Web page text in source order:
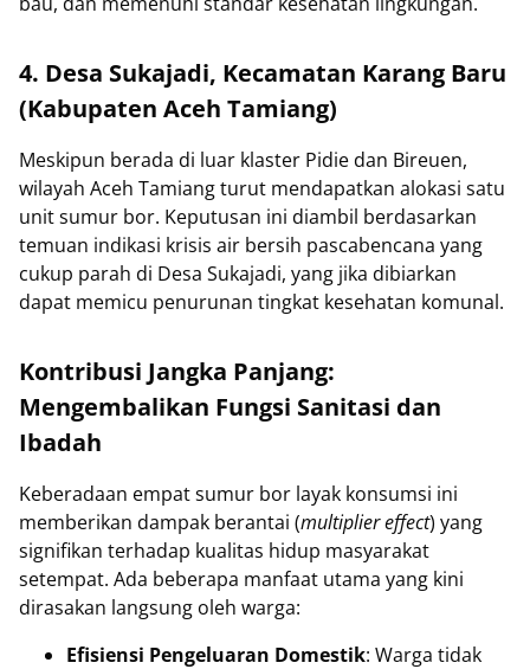
4. Desa Sukajadi, Kecamatan Karang Baru
(Kabupaten Aceh Tamiang)
Meskipun berada di luar klaster Pidie dan Bireuen,
wilayah Aceh Tamiang turut mendapatkan alokasi satu
unit sumur bor. Keputusan ini diambil berdasarkan
temuan indikasi krisis air bersih pascabencana yang
cukup parah di Desa Sukajadi, yang jika dibiarkan
dapat memicu penurunan tingkat kesehatan komunal.
Kontribusi Jangka Panjang:
Mengembalikan Fungsi Sanitasi dan
Ibadah
Keberadaan empat sumur bor layak konsumsi ini
memberikan dampak berantai (multiplier effect) yang
signifikan terhadap kualitas hidup masyarakat
setempat. Ada beberapa manfaat utama yang kini
dirasakan langsung oleh warga:
Efisiensi Pengeluaran Domestik: Warga tidak